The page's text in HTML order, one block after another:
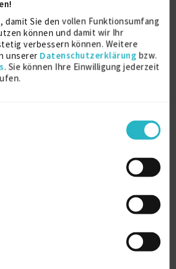
damit Sie den vollen Funktionsumfang
können und damit wir Ihr
verbessern können. Weitere
unserer Datenschutzerklärung bzw.
. Sie können Ihre Einwilligung jederzeit
4 J. Elektrotechnik
2 J.
Development